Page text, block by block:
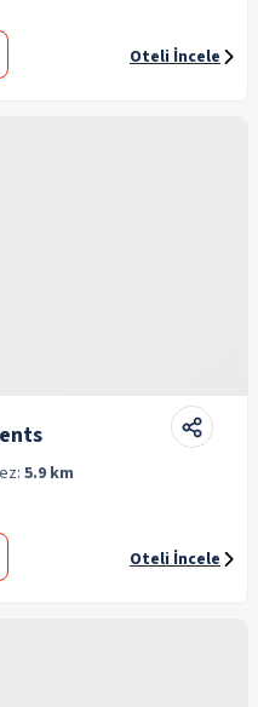
Oteli İncele
5.9 km
Oteli İncele